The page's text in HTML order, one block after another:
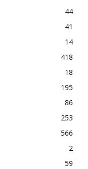
44
41
14
418
18
195
86
253
566
2
59